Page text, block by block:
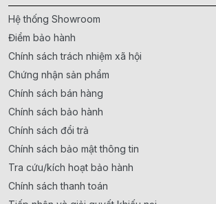
Hệ thống Showroom
Điểm bảo hành
Chính sách trách nhiệm xã hội
Chứng nhận sản phẩm
Chính sách bán hàng
Chính sách bảo hành
Chính sách đổi trả
Chính sách bảo mật thông tin
Tra cứu/kích hoạt bảo hành
Chính sách thanh toán